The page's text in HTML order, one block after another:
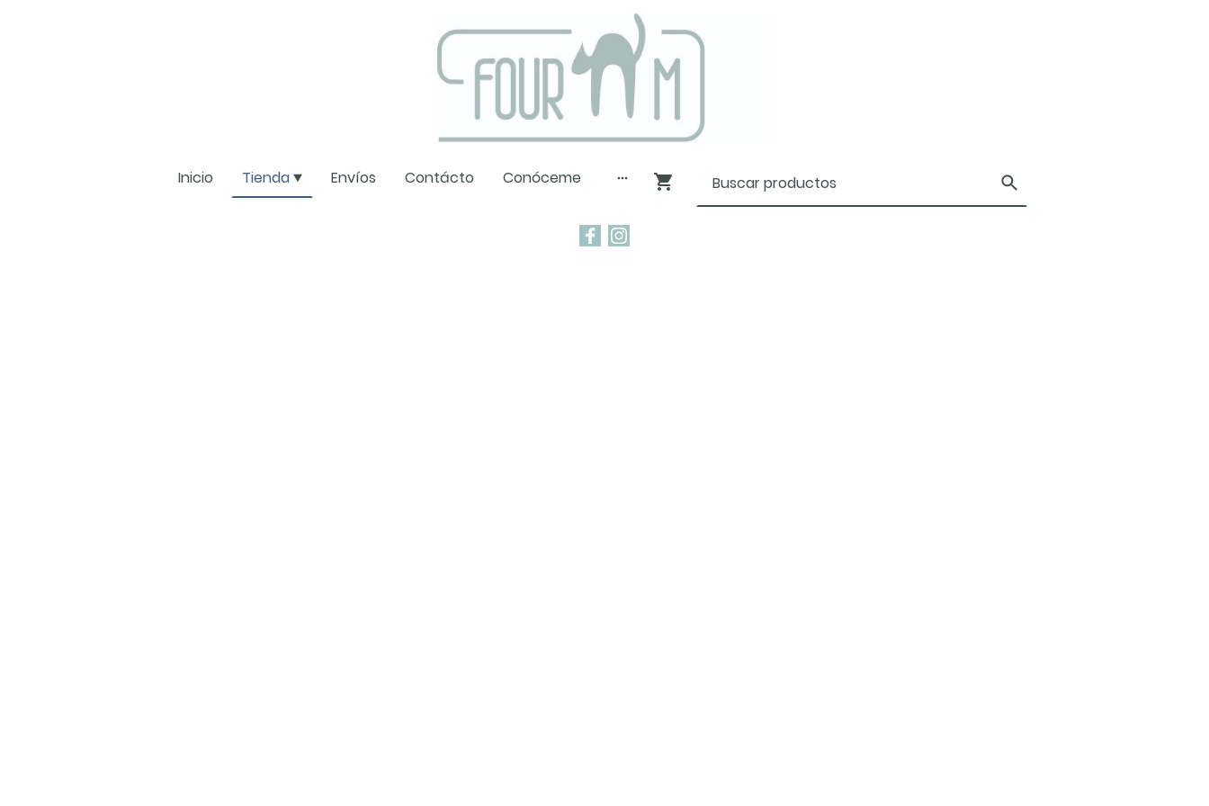
Inicio Tienda Envíos Contácto Conóceme